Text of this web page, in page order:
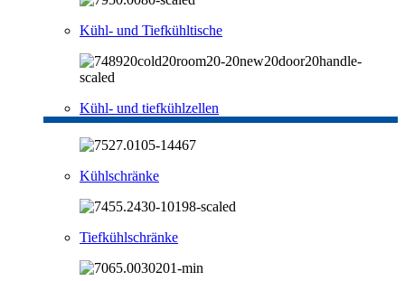
Kühl- und Tiefkühltische
Kühl- und tiefkühlzellen
Kühlschränke
Tiefkühlschränke